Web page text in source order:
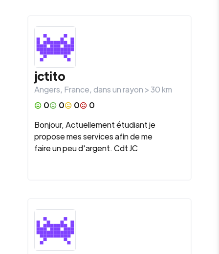
jctito
Angers, France, dans un rayon >30km
0
0 0
0
Bonjour, Actuellement étudiant je
propose mes services afin de me
faire un peu d'argent. Cdt JC